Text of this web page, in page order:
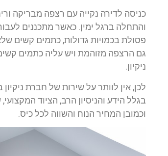
כניסה לדירה נקייה עם רצפה מבריקה
והתחלה ברגל ימין. כאשר מתכננים
פסולת בכמויות גדולות, כתמים קשים
גם הרצפה מזוהמת ויש עליה כתמים
ניקיון.
לכן, אין לוותר על שירות של חברת
בגלל הידע והניסיון הרב, הציוד
וכמובן המחיר הנוח והשווה לכל כיס.